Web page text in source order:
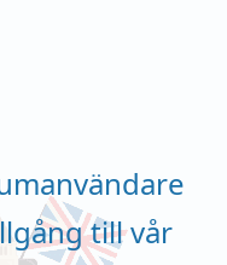
till vår